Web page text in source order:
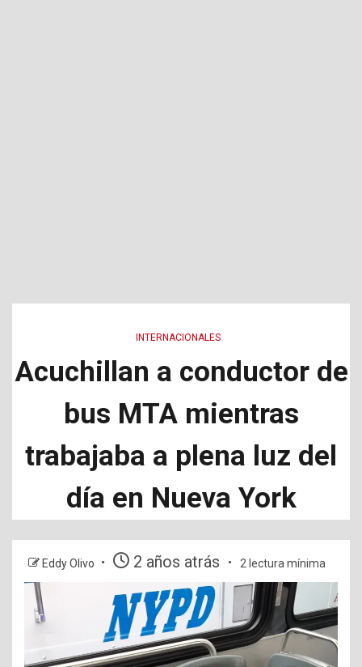
INTERNACIONALES
Acuchillan a conductor de
bus MTA mientras
trabajaba a plena luz del
día en Nueva York
Eddy Olivo 2 años atrás 2 lectura mínima